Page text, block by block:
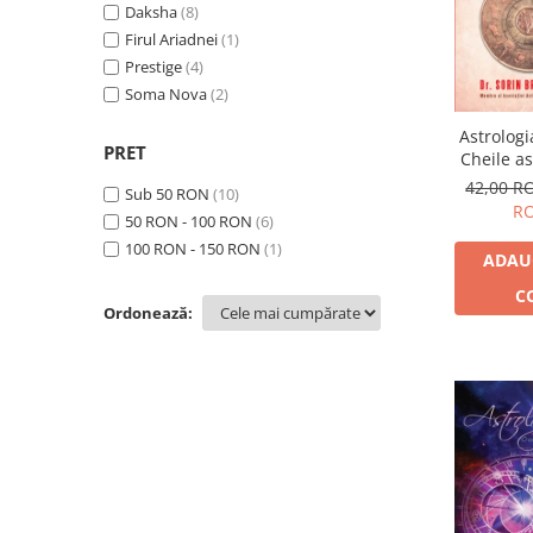
Seria Chico Xavier
Seria Helena Blavatsky
Maxime Vertuex
Pam Gregory(1)
Raymond Lo
Sorin Bratoveanu
Daksha(8)
Firul Ariadnei(1)
Prestige(4)
Soma Nova(2)
PRET
Sub 50 RON (10)
50 RON - 100 RON (6)
100 RON - 150 RON (1)
Ordonează:
Cheile
ale vieții
42,00